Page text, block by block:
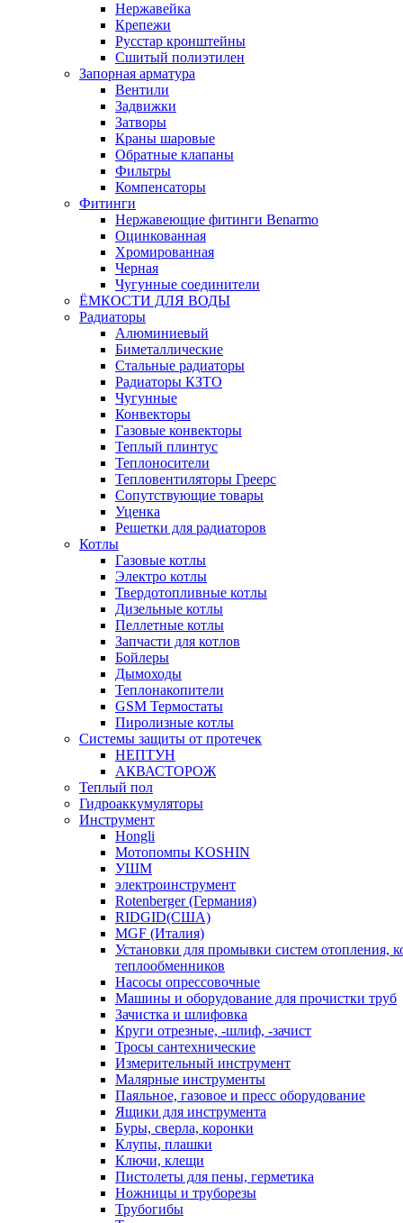
Нержавейка
Крепежи
Русстар кронштейны
Сшитый полиэтилен
Запорная арматура
Вентили
Задвижки
Затворы
Краны шаровые
Обратные клапаны
Фильтры
Компенсаторы
Фитинги
Нержавеющие фитинги Benarmo
Оцинкованная
Хромированная
Черная
Чугунные соединители
ЁМКОСТИ ДЛЯ ВОДЫ
Радиаторы
Алюминиевый
Биметаллические
Стальные радиаторы
Радиаторы КЗТО
Чугунные
Конвекторы
Газовые конвекторы
Теплый плинтус
Теплоносители
Тепловентиляторы Греерс
Сопутствующие товары
Уценка
Решетки для радиаторов
Котлы
Газовые котлы
Электро котлы
Твердотопливные котлы
Дизельные котлы
Пеллетные котлы
Запчасти для котлов
Бойлеры
Дымоходы
Теплонакопители
GSM Термостаты
Пиролизные котлы
Системы защиты от протечек
НЕПТУН
АКВАСТОРОЖ
Теплый пол
Гидроаккумуляторы
Инструмент
Hongli
Мотопомпы KOSHIN
УШМ
электроинструмент
Rotenberger (Германия)
RIDGID(США)
MGF (Италия)
Установки для промывки систем отопления,
теплообменников
Насосы опрессовочные
Машины и оборудование для прочистки труб
Зачистка и шлифовка
Круги отрезные, -шлиф, -зачист
Тросы сантехнические
Измерительный инструмент
Малярные инструменты
Паяльное, газовое и пресс оборудование
Ящики для инструмента
Буры, сверла, коронки
Клупы, плашки
Ключи, клещи
Пистолеты для пены, герметика
Ножницы и труборезы
Трубогибы